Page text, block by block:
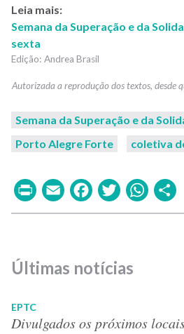
Leia mais:
Semana da Superação e da
sexta
Andrea Brasil
Semana da Superação e da
Porto Alegre Forte
coletiva
PrintEmailFacebook
Twitter
Últimas notícias
EPTC
Divulgados os próximos